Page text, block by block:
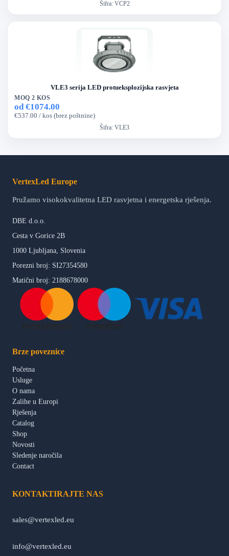
Šifra: VCP2
VLE3 serija LED protueksplozijska rasvjeta
MOQ 2 KOS
od €1074.00
€537.00 / kos (brez poštnine)
Šifra: VLE3
VertexLed Europe
Pružamo visokokvalitetna LED rasvjetna i energetska rješenja.
DBE d.o.o.
Cesta v Gorice 2B
1000 Ljubljana, Slovenia
Porezni broj: SI27354580
Matični broj: 2188678000
Brze poveznice
Početna
Usluge
O nama
Zalihe u Europi
Rješenja
Catalog
Shop
Novosti
Sledenje naročila
Contact
KONTAKTIRAJTE NAS
sales@vertexled.eu
info@vertexled.eu